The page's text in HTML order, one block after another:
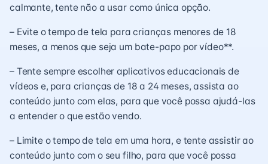
calmante, tente não a usar como única opção.
– Evite o tempo de tela para crianças menores de 18
meses, a menos que seja um bate-papo por vídeo**.
– Tente sempre escolher aplicativos educacionais de
vídeos e, para crianças de 18 a 24 meses, assista ao
conteúdo junto com elas, para que você possa ajudá-las
a entender o que estão vendo.
– Limite o tempo de tela em uma hora, e tente assistir ao
conteúdo junto com o seu filho, para que você possa